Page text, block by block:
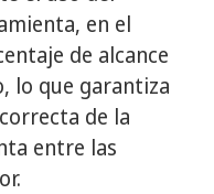
en el
de alcance
lo que garantiza
de la
entre las